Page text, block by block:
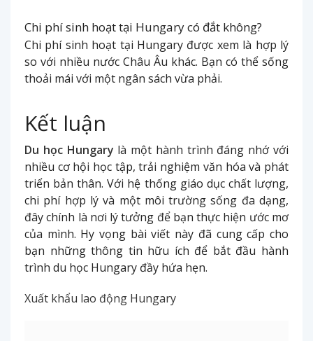
Chi phí sinh hoạt tại Hungary có đắt không?
Chi phí sinh hoạt tại Hungary được xem là hợp lý
so với nhiều nước Châu Âu khác. Bạn có thể sống
thoải mái với một ngân sách vừa phải.
Kết luận
Du học Hungary là một hành trình đáng nhớ với
nhiều cơ hội học tập, trải nghiệm văn hóa và phát
triển bản thân. Với hệ thống giáo dục chất lượng,
chi phí hợp lý và một môi trường sống đa dạng,
đây chính là nơi lý tưởng để bạn thực hiện ước mơ
của mình. Hy vọng bài viết này đã cung cấp cho
bạn những thông tin hữu ích để bắt đầu hành
trình du học Hungary đầy hứa hẹn.
Xuất khẩu lao động Hungary